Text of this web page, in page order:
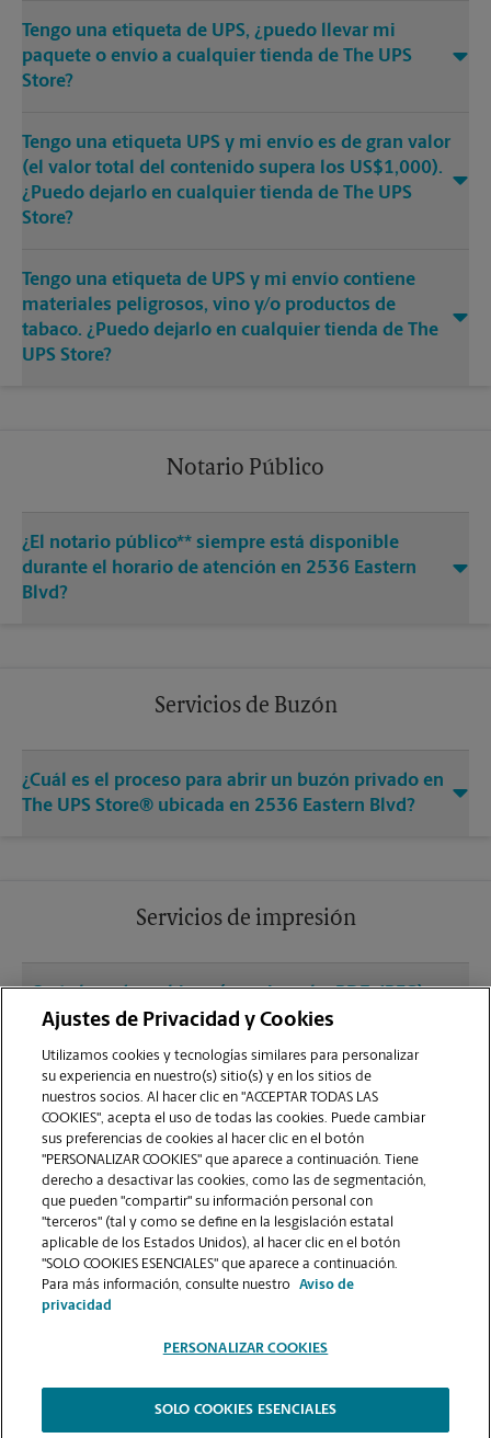
Tengo una etiqueta de UPS, ¿puedo llevar mi
paquete o envío a cualquier tienda de The UPS
Store?
Tengo una etiqueta UPS y mi envío es de gran valor
(el valor total del contenido supera los US$1,000).
¿Puedo dejarlo en cualquier tienda de The UPS
Store?
Tengo una etiqueta de UPS y mi envío contiene
materiales peligrosos, vino y/o productos de
tabaco. ¿Puedo dejarlo en cualquier tienda de The
UPS Store?
Notario Público
¿El notario público** siempre está disponible
durante el horario de atención en 2536 Eastern
Blvd?
Servicios de Buzón
¿Cuál es el proceso para abrir un buzón privado en
The UPS Store® ubicada en 2536 Eastern Blvd?
Servicios de impresión
¿Qué clase de archivos (por ejemplo, PDF, JPEG)
debo usar para enviar a imprimir documentos en
¿Puedo terminar un trabajo de impresión
(laminado, encuadernado o engrapado) en la
sucursal ubicada en 2536 Eastern Blvd?
¿La sucursal de York ofrece servicios de impresión
de gran formato como pancartas, carteles o
planos?
2026.
The UPS Store | Aviso de Privacidad | Términos de Uso del Sitio Web |
Ajustes de Privacidad y Cookies
Utilizamos cookies y tecnologías similares para personalizar
su experiencia en nuestro(s) sitio(s) y en los sitios de
nuestros socios. Al hacer clic en "ACCEPTAR TODAS LAS
COOKIES", acepta el uso de todas las cookies. Puede cambiar
sus preferencias de cookies al hacer clic en el botón
"PERSONALIZAR COOKIES" que aparece a continuación. Tiene
derecho a desactivar las cookies, como las de segmentación,
que pueden "compartir" su información personal con
"terceros" (tal y como se define en la lesgislación estatal
aplicable de los Estados Unidos), al hacer clic en el botón
"SOLO COOKIES ESENCIALES" que aparece a continuación.
Para más información, consulte nuestro
Aviso de
privacidad
PERSONALIZAR COOKIES
SOLO COOKIES ESENCIALES